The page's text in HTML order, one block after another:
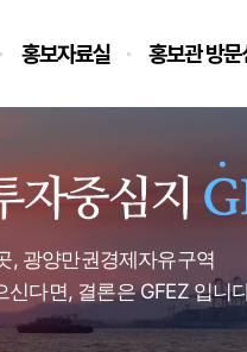
홍보자료실 홍보관 방문
, 광양만권경제자유구역
신다면, 결론은 GFEZ 입니